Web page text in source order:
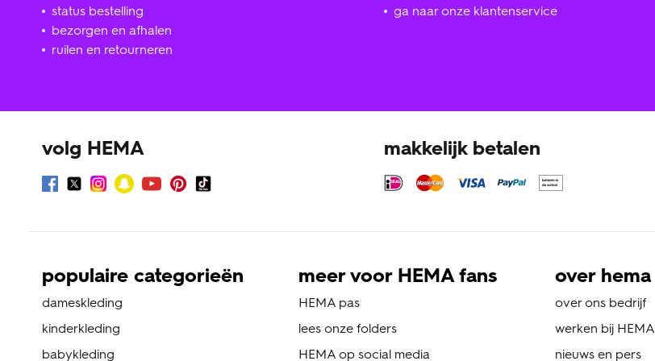
status bestelling
bezorgen en afhalen
ruilen en retourneren
ga naar onze klantenservice
volg HEMA makkelijk betalen
populaire categorieën
dameskleding
kinderkleding
babykleding
meer voor HEMA fans
HEMA pas
lees onze folders
HEMA op social media
over hema
over ons bedrijf
werken bij HEMA
nieuws en pers